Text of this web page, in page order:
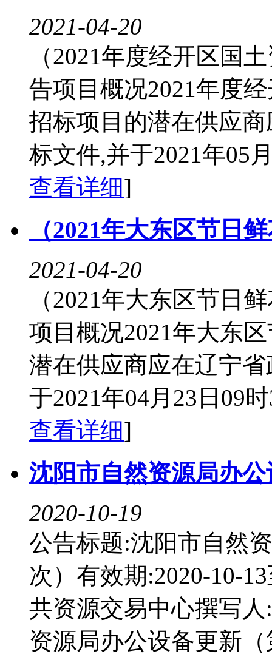
2021-04-20
（2021年度经开区国
告项目概况2021年度
招标项目的潜在供应
标文件,并于2021年05
查看详细]
（2021年大东区节日
2021-04-20
（2021年大东区节日
项目概况2021年大东
潜在供应商应在辽宁
于2021年04月23日09
查看详细]
沈阳市自然资源局办
2020-10-19
公告标题:沈阳市自然
次）有效期:2020-10-
共资源交易中心撰写
资源局办公设备更新